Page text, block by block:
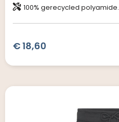
100% gerecycled polyamide.
€ 18,60